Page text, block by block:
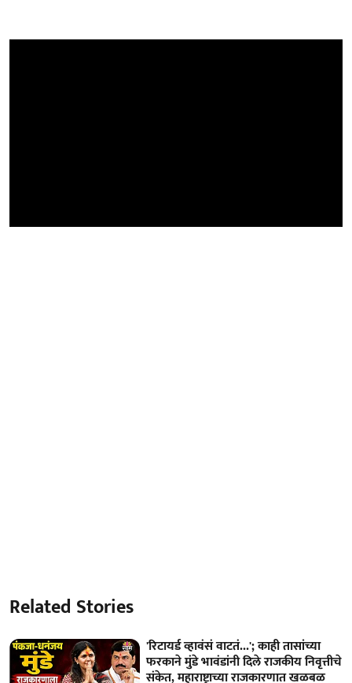
Related Stories
'रिटायर्ड व्हावंसं वाटतं...'; काही तासांच्या
फरकाने मुंडे भावंडांनी दिले राजकीय निवृत्तीचे
संकेत, महाराष्ट्राच्या राजकारणात खळबळ